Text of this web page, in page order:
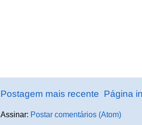
Postagem mais recente Página
Assinar: Postar comentários (Atom)